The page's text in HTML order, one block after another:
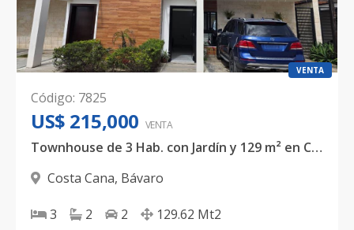
VENTA
Código: 7825
US$ 215,000 VENTA
Townhouse de 3 Hab. con Jardín y 129 m² en Costa Cana, Bávaro - US$ 215,000
Costa Cana, Bávaro
3 2 2 129.62 Mt2